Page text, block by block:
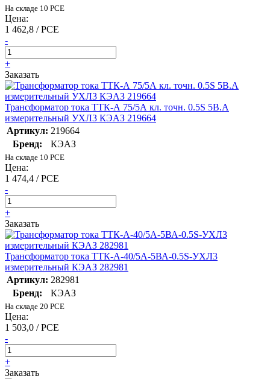
На складе 10 PCE
Цена:
1 462,8 / PCE
-
+
Заказать
Трансформатор тока ТТК-А 75/5А кл. точн. 0.5S 5В.А
измерительный УХЛ3 КЭАЗ 219664
Артикул: 219664
Бренд:
КЭАЗ
На складе 10 PCE
Цена:
1 474,4 / PCE
-
+
Заказать
Трансформатор тока ТТК-А-40/5А-5ВА-0.5S-УХЛ3
измерительный КЭАЗ 282981
Артикул: 282981
Бренд:
КЭАЗ
На складе 20 PCE
Цена:
1 503,0 / PCE
-
+
Заказать